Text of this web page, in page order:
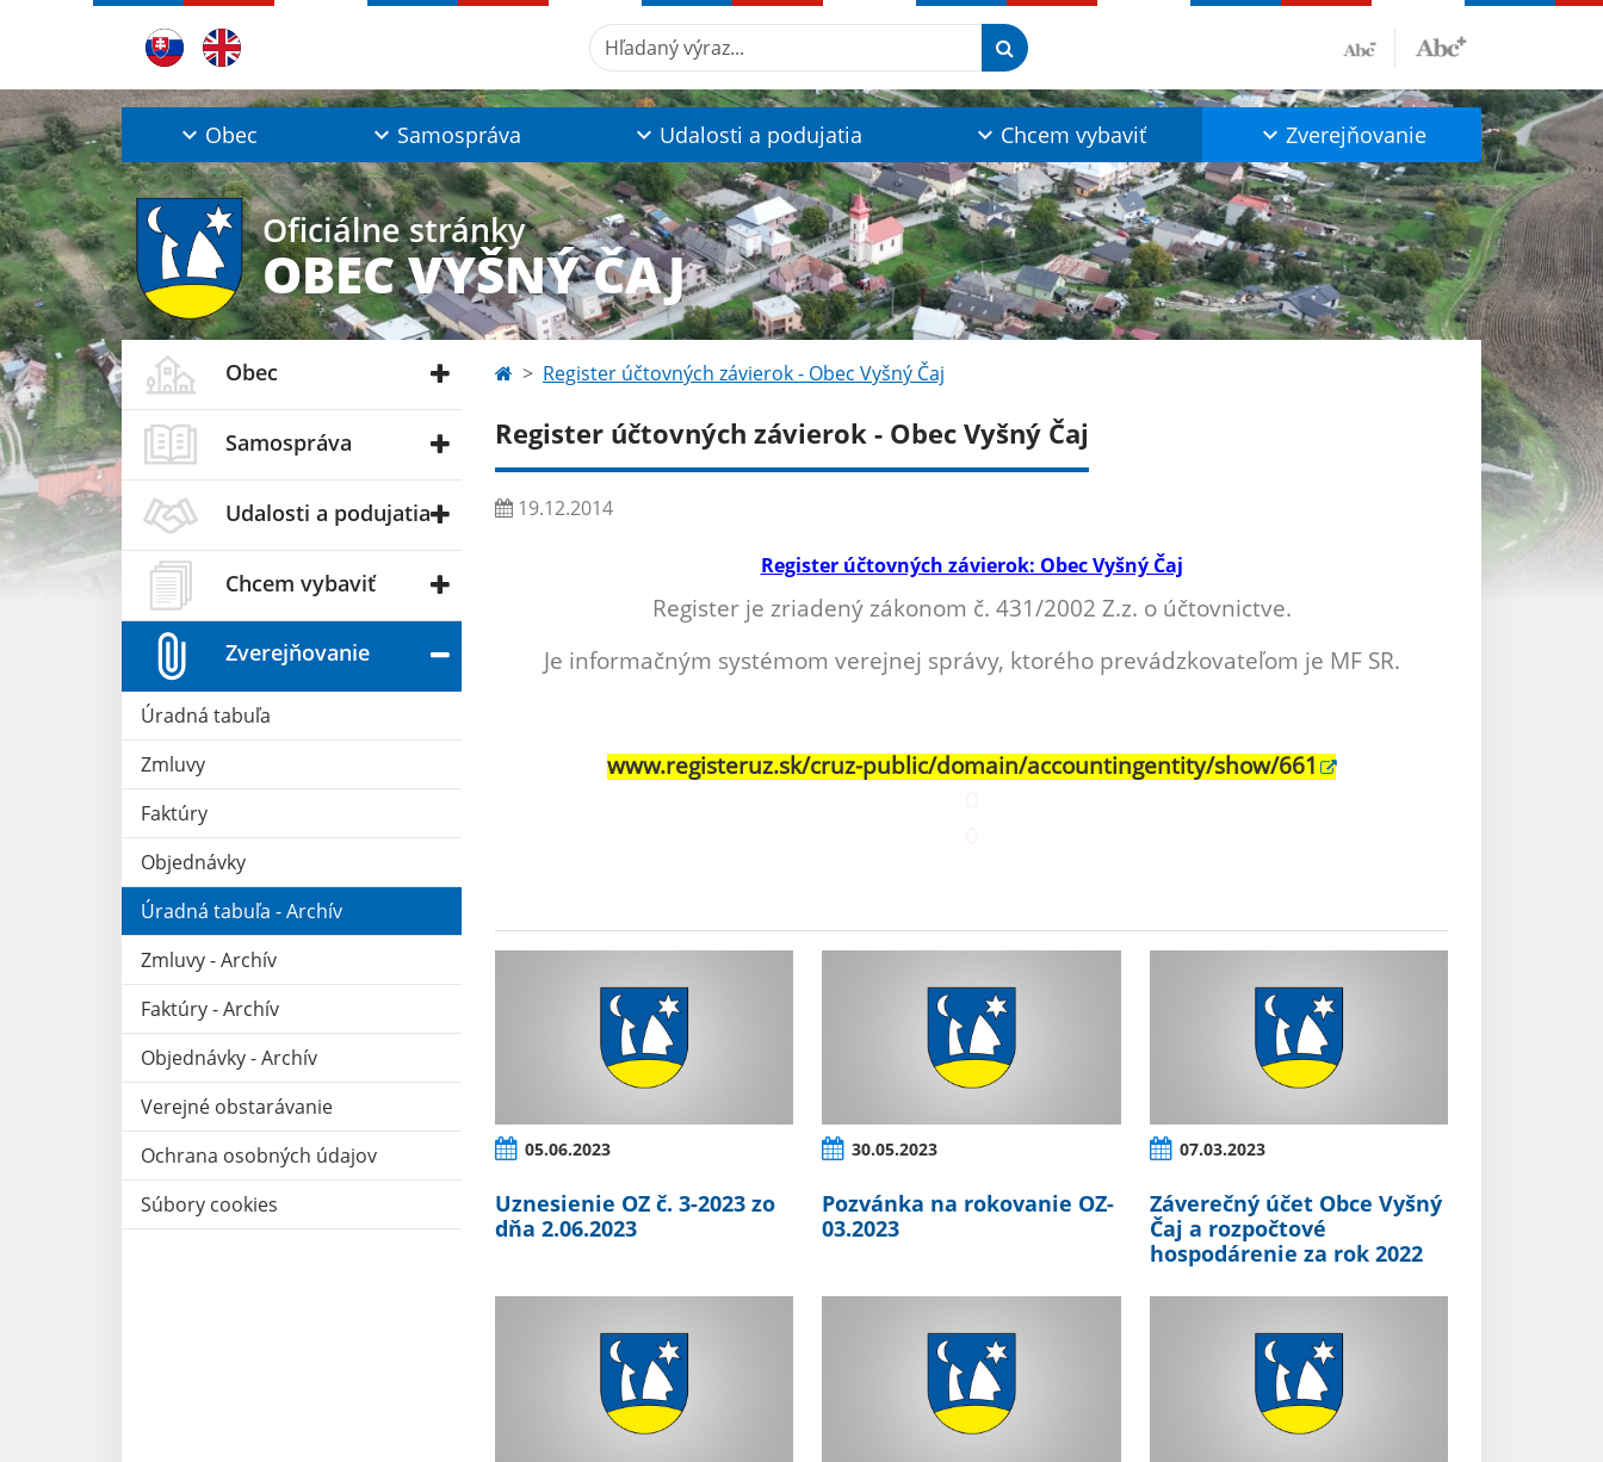
Hľadaný výraz...
Obec Samospráva Udalosti a podujatia Chcem vybaviť Zverejňovanie
Oficiálne stránky
OBEC VYŠNÝ ČAJ
Obec
Samospráva
Udalosti a podujatia
Chcem vybaviť
Zverejňovanie
Úradná tabuľa
Zmluvy
Faktúry
Objednávky
Úradná tabuľa - Archív
Zmluvy - Archív
Faktúry - Archív
Objednávky - Archív
Verejné obstarávanie
Ochrana osobných údajov
Súbory cookies
Register účtovných závierok - Obec Vyšný Čaj
Register účtovných závierok - Obec Vyšný Čaj
19.12.2014
Register účtovných závierok: Obec Vyšný Čaj
Register je zriadený zákonom č. 431/2002 Z.z. o účtovnictve.
Je informačným systémom verejnej správy, ktorého prevádzkovateľom je MF SR.
www.registeruz.sk/cruz-public/domain/accountingentity/show/661
05.06.2023
Uznesienie OZ č. 3-2023 zo
dňa 2.06.2023
30.05.2023
Pozvánka na rokovanie OZ-
03.2023
07.03.2023
Záverečný účet Obce Vyšný
Čaj a rozpočtové
hospodárenie za rok 2022